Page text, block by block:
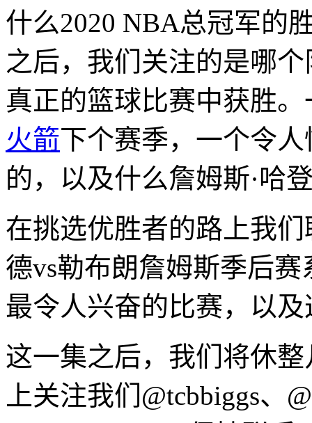
什么2020 NBA总冠军的
之后，我们关注的是哪
真正的篮球比赛中获胜
火箭下个赛季，一个令
的，以及什么詹姆斯·哈
在挑选优胜者的路上我
德vs勒布朗詹姆斯季后赛
最令人兴奋的比赛，以
这一集之后，我们将休
上关注我们@tcbbiggs、